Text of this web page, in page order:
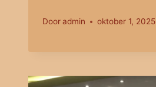
Dooradmin oktober 1, 2025